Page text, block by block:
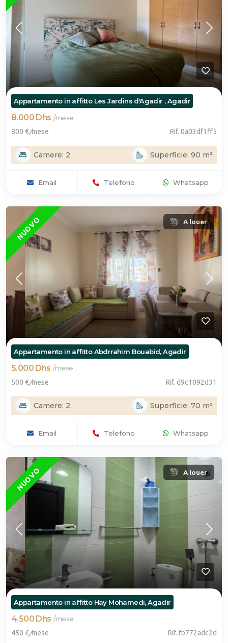
Appartamento in affitto Les Jardins d'Agadir , Agadir
8.000 Dhs /mese
800 €/mese Rif. 0a03df1ff5
Camere: 2 Superficie: 90 m²
Email Telefono Whatsapp
NUOVO A louer
Appartamento in affitto Abdrrahim Bouabid, Agadir
5.000 Dhs /mese
500 €/mese Rif. d9c1092d31
Camere: 2 Superficie: 70 m²
Email Telefono Whatsapp
NUOVO A louer
Appartamento in affitto Hay Mohamedi, Agadir
4.500 Dhs /mese
450 €/mese Rif. fb772adc2d